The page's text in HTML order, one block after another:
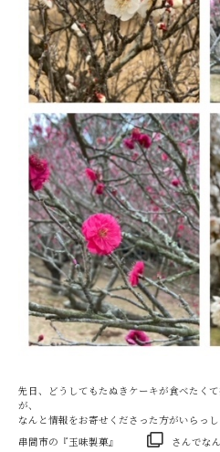
先日、どうしてもたぬきケーキが食べたく
が、
なんと情報をお寄せくださった方がいらっ
串間市の 『玉味製菓』
さんでな